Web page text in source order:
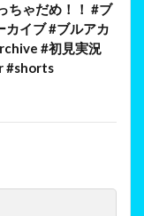
ちゃだめ！！ #ブ
カイブ #ブルアカ
#初見実況
#shorts